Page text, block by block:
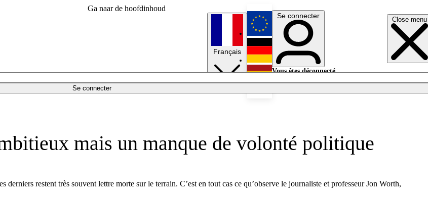
Ga naar de hoofdinhoud
Close menu
Se connecter
Français
English
Deutsch
Se connecter
Vous êtes déconnecté.
mais un manque de volonté politique
restent très souvent lettre morte sur le terrain. C’est en tout cas ce qu’observe le journaliste et professeur Jon Worth,